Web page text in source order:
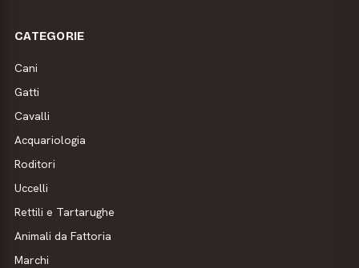
CATEGORIE
Cani
Gatti
Cavalli
Acquariologia
Roditori
Uccelli
Rettili e Tartarughe
Animali da Fattoria
Marchi